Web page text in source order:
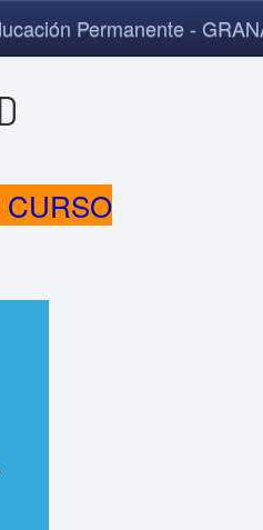
Permanente -